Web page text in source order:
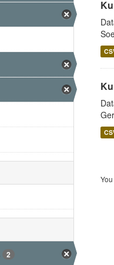
2